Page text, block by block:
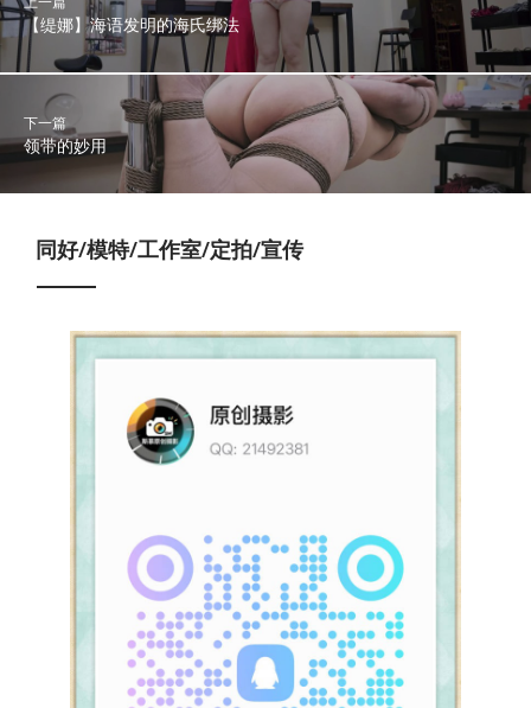
【缇娜】海语发明的海氏绑法
下一篇
领带的妙用
同好/模特/工作室/定拍/宣传